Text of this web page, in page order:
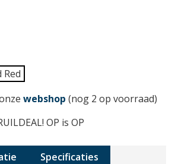
Red
webshop (nog 2 op voorraad)
OP is OP
Specificaties